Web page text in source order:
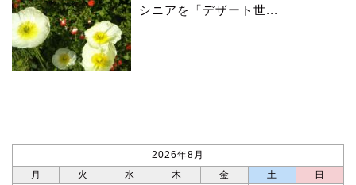
シニアを「デザート世...
2026年8月
月
火 水 木 金 土
日